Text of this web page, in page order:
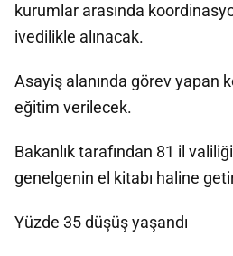
kurumlar arasında
ivedilikle alınacak.
Asayiş alanında görev yapan
eğitim verilecek.
Bakanlık tarafından 81 il
genelgenin el kitabı haline
Yüzde 35 düşüş yaşandı